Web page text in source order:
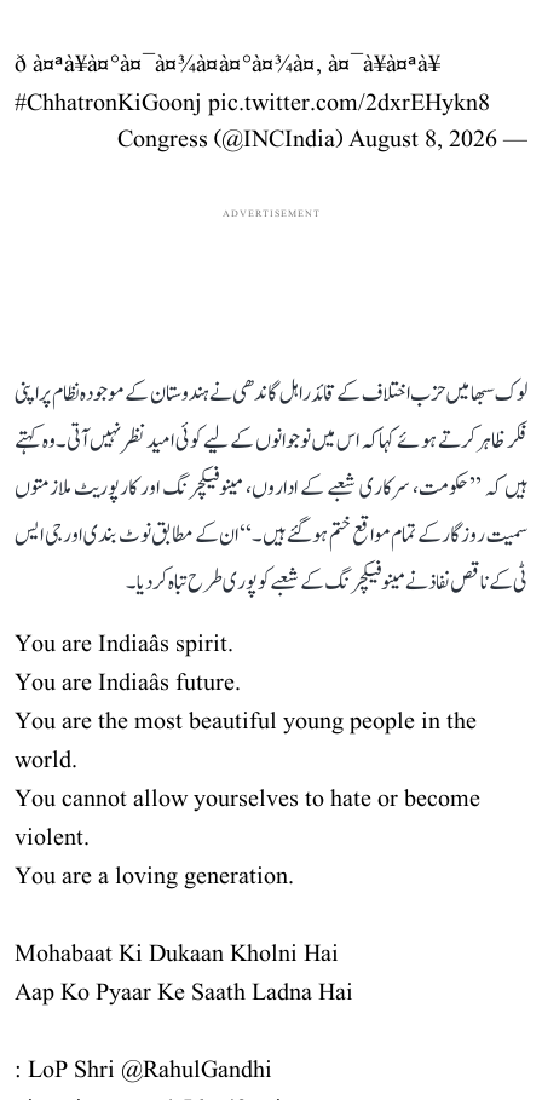
ð à¤ªà¥à¤°à¤¯à¤¾à¤à¤°à¤¾à¤, à¤¯à¥à¤ªà¥
#ChhatronKiGoonj pic.twitter.com/2dxrEHykn8
— Congress (@INCIndia)
August 8, 2026
ADVERTISEMENT
لوک سبھا میں حزب اختلاف کے قائد راہل گاندھی نے ہندوستان کے موجودہ نظام پر اپنی
فکر ظاہر کرتے ہوئے کہا کہ اس میں نوجوانوں کے لیے کوئی امید نظر نہیں آتی۔ وہ کہتے
ہیں کہ ’’حکومت، سرکاری شعبے کے اداروں، مینوفیکچرنگ اور کارپوریٹ ملازمتوں
سمیت روزگار کے تمام مواقع ختم ہو گئے ہیں۔‘‘ ان کے مطابق نوٹ بندی اور جی ایس
ٹی کے ناقص نفاذ نے مینوفیکچرنگ کے شعبے کو پوری طرح تباہ کر دیا۔
You are Indiaâs spirit.
You are Indiaâs future.
You are the most beautiful young people in the
world.
You cannot allow yourselves to hate or become
violent.
You are a loving generation.
Mohabaat Ki Dukaan Kholni Hai
Aap Ko Pyaar Ke Saath Ladna Hai
: LoP Shri @RahulGandhi